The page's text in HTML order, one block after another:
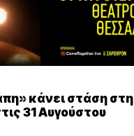
κάνει στάση στη
31 Αυγούστου